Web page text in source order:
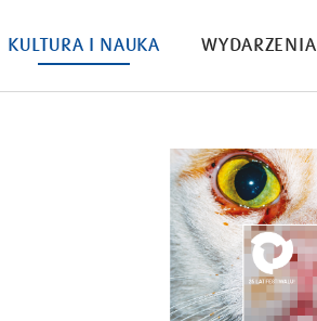
KULTURA I NAUKA WYDARZENIA